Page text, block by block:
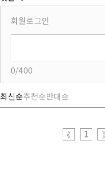
회원로그인
0/400
최신순추천순반대순
《 1